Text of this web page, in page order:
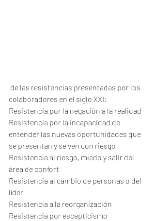
colaboradores en el siglo XXI:
Resistencia por la negación a la realidad
Resistencia por la incapacidad de
entender las nuevas oportunidades que
se presentan y se ven con riesgo
Resistencia al riesgo, miedo y salir del
área de confort
Resistencia al cambio de personas o del
líder
Resistencia a la reorganización
Resistencia por escepticismo